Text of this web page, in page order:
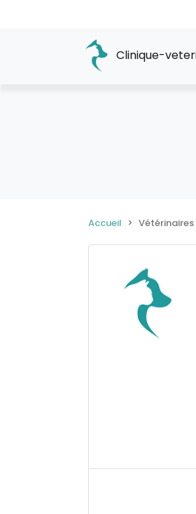
Clinique-
Accueil